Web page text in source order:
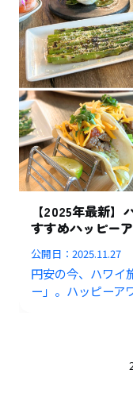
【2025年最新
すすめハッピー
公開日：2025.11.27
円安の今、ハワイ
ー」。ハッピーア